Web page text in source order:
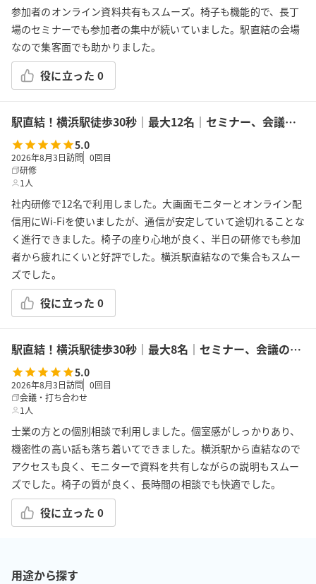
参加者のオンライン資料共有もスムーズ。椅子も機能的で、長丁
場のセミナーでも参加者の集中が続いていました。駅直結の会場
なので集客面でも助かりました。
役に立った 0
駅直結！横浜駅徒歩30秒｜最大12名｜セミナー、会議の利用に最適！エキニア横浜｜5階ハマポート「ミント」
5.0
2026年8月3日訪問 0回目
研修
1人
社内研修で12名で利用しました。大画面モニターとオンライン配
信用にWi-Fiを使いましたが、通信が安定していて途切れることな
く進行できました。椅子の座り心地が良く、半日の研修でも参加
者から疲れにくいと好評でした。横浜駅直結なので集合もスムー
ズでした。
役に立った 0
駅直結！横浜駅徒歩30秒｜最大8名｜セミナー、会議の利用に最適！エキニア横浜｜5階ハマポート「フェンネル」
5.0
2026年8月3日訪問 0回目
会議・打ち合わせ
1人
士業の方との個別相談で利用しました。個室感がしっかりあり、
機密性の高い話も落ち着いてできました。横浜駅から直結なので
アクセスも良く、モニターで資料を共有しながらの説明もスムー
ズでした。椅子の質が良く、長時間の相談でも快適でした。
役に立った 0
用途から探す